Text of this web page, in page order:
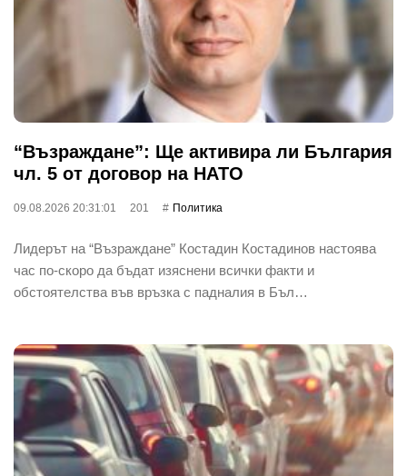
“Възраждане”: Ще активира ли България
чл. 5 от договор на НАТО
09.08.2026 20:31:01 201 Политика
Лидерът на “Възраждане” Костадин Костадинов настоява
час по-скоро да бъдат изяснени всички факти и
обстоятелства във връзка с падналия в Бъл…